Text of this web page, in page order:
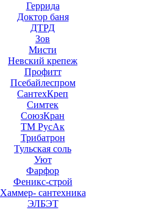
Геррида
Доктор баня
ДТРД
Зов
Мисти
Невский крепеж
Профитт
Псебайлеспром
СантехКреп
Симтек
СоюзКран
ТМ РусАк
Трибатрон
Тульская соль
Уют
Фарфор
Феникс-строй
Хаммер- сантехника
ЭЛБЭТ